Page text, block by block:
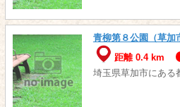
青柳第８公園（草加
距離 0.4 km
埼玉県草加市にある